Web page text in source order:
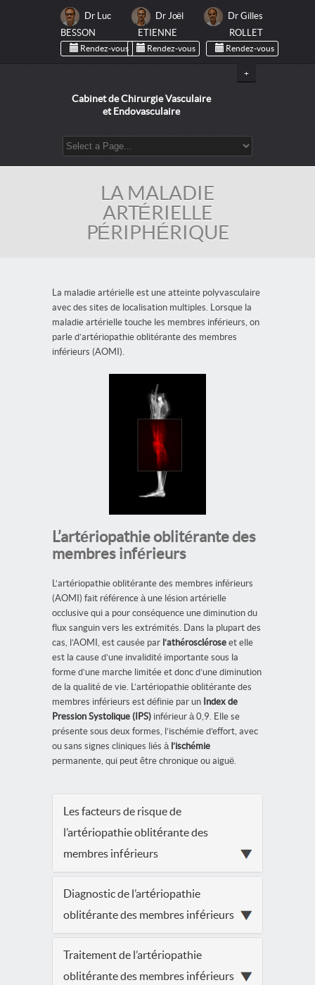
Dr Luc
BESSON
Rendez-vous
Dr Joël
ETIENNE
Rendez-vous
Dr Gilles
ROLLET
Rendez-vous
+
Cabinet de Chirurgie Vasculaire
et Endovasculaire
LA MALADIE
ARTÉRIELLE
PÉRIPHÉRIQUE
La maladie artérielle est une atteinte polyvasculaire
avec des sites de localisation multiples. Lorsque la
maladie artérielle touche les membres inférieurs, on
parle d’artériopathie oblitérante des membres
inférieurs (AOMI).
L’artériopathie oblitérante des
membres inférieurs
L’artériopathie oblitérante des membres inférieurs
(AOMI) fait référence à une lésion artérielle
occlusive qui a pour conséquence une diminution du
flux sanguin vers les extrémités. Dans la plupart des
cas, l’AOMI, est causée par l’athérosclérose et elle
est la cause d’une invalidité importante sous la
forme d’une marche limitée et donc d’une diminution
de la qualité de vie. L’artériopathie oblitérante des
membres inférieurs est définie par un Index de
Pression Systolique (IPS) inférieur à 0,9. Elle se
présente sous deux formes, l’ischémie d’effort, avec
ou sans signes cliniques liés à l’ischémie
permanente, qui peut être chronique ou aiguë.
Les facteurs de risque de
l’artériopathie oblitérante des
membres inférieurs
Diagnostic de l’artériopathie
oblitérante des membres inférieurs
Traitement de l’artériopathie
oblitérante des membres inférieurs